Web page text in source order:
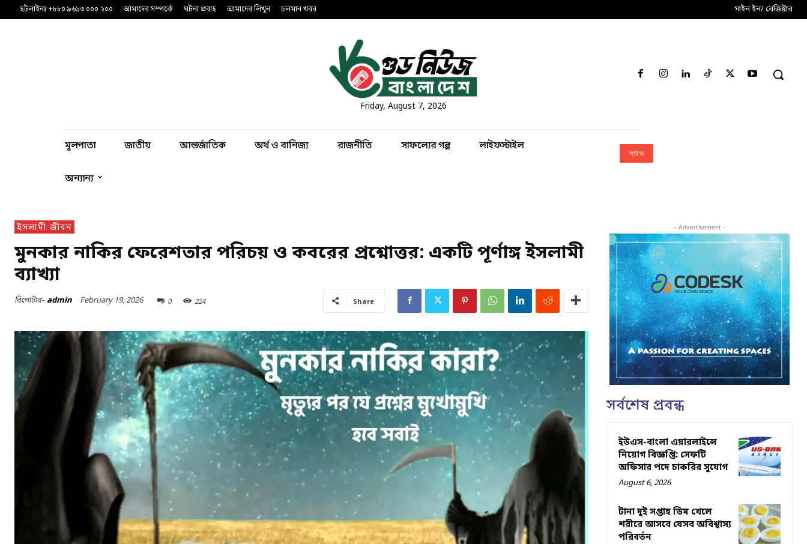
হটলাইনঃ +৮৮০ ৯৬১৩ ০০০ ২০০ আমাদের সম্পর্কে ঘটনা প্রবাহ আমাদের লিখুন চলমান খবর সাইন ইন/ রেজিষ্টার
Friday, August 7, 2026
মূলপাতা জাতীয় আন্তর্জাতিক অর্থ ও বানিজ্য রাজনীতি সাফল্যের গল্প লাইফস্টাইল
অন্যান্য
লাইভ
ইসলামী জীবন
মুনকার নাকির ফেরেশতার পরিচয় ও কবরের প্রশ্নোত্তর: একটি পূর্ণাঙ্গ ইসলামী
ব্যাখ্যা
রিপোর্টার- admin February 19, 2026 0 224 Share
- Advertisement -
সর্বশেষ প্রবন্ধ
ইউএস-বাংলা এয়ারলাইন্সে
নিয়োগ বিজ্ঞপ্তি: সেফটি
অফিসার পদে চাকরির সুযোগ
August 6, 2026
টানা দুই সপ্তাহ ডিম খেলে
শরীরে আসবে যেসব অবিশ্বাস্য
পরিবর্তন